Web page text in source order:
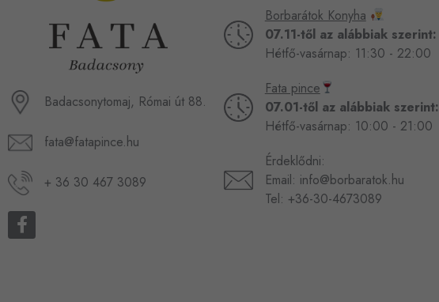
Badacsonytomaj, Római út 88.
fata@fatapince.hu
+ 36 30 467 3089
F
a
Borbarátok Konyha
07.11-től az alábbiak szerint:
Hétfő-vasárnap: 11:30 - 22:00
Fata pince
07.01-től az alábbiak szerint:
Hétfő-vasárnap: 10:00 - 21:00
Érdeklődni:
Email: info@borbaratok.hu
Tel: +36-30-4673089